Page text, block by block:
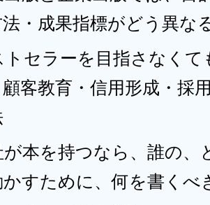
・成果指標がどう異な
セラーを目指さなくて
客教育・信用形成・採
本を持つなら、誰の、
かすために、何を書くべ